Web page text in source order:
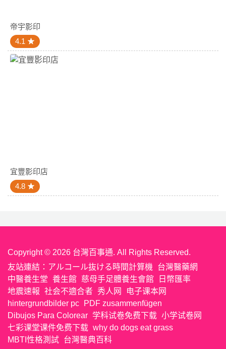
帝宇影印
4.1
宜豐影印店
4.8
Copyright © 2026 台灣百事通. All Rights Reserved.
友站連結： アルコール抜ける時間計算機
台灣醫藥網
中醫養生堂 養生館 慈母手足體養生會館
日幣匯率
地震速報 社会不適合者 秀人网
电子课本网
hintergrundbilder pc
PDF zusammenfügen
Dibujos Para Colorear 学科试卷免费下载 小学试卷网
七彩课堂课件免费下载 why do dogs eat grass
MBTI性格測試 台灣醫典百科